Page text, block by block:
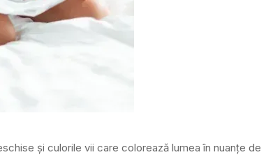
și culorile vii care colorează lumea în nuanțe de